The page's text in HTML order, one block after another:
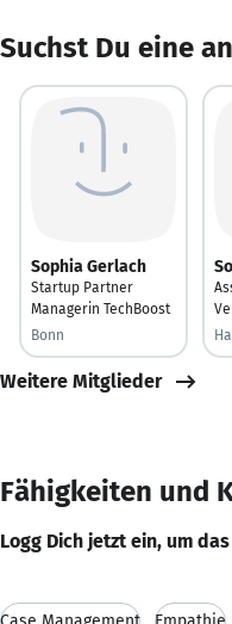
Suchst Du eine
Sophia Gerlach
Startup Partner
Managerin TechBoost
Bonn
Weitere Mitglieder
Fähigkeiten und
Logg Dich jetzt ein, um